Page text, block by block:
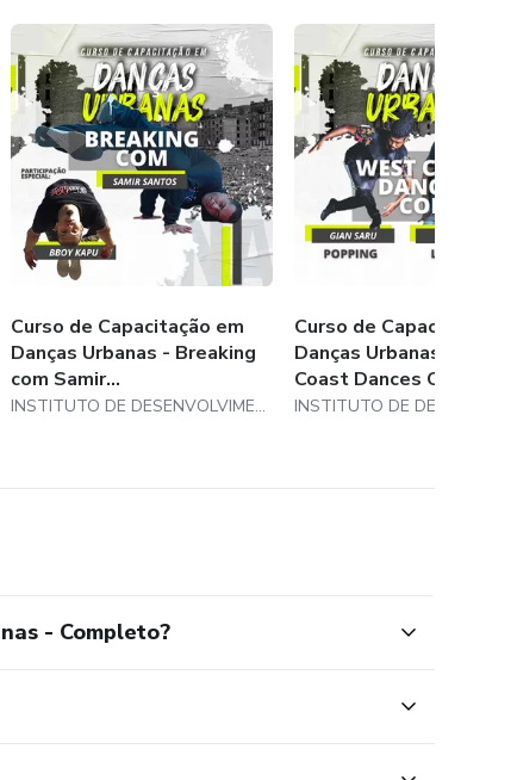
nos comunicar que seu investimento será
a sua satisfação.
comprovando seus estudos.
Curso de Capacitação em
Danças Urbanas - Breaking
com Samir...
INSTITUTO DE DESENVOLVIMENTO ESPERANCA BRASIL
Curso de Capacitação em
Danças Urbanas - West
Coast Dances C...
- Completo?